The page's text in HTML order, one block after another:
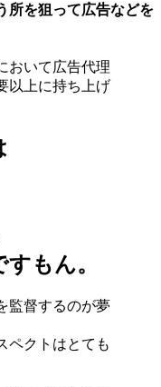
所を狙って広告などを
おいて広告代理
以上に持ち上げ
もん。
監督するのが夢
ペクトはとても